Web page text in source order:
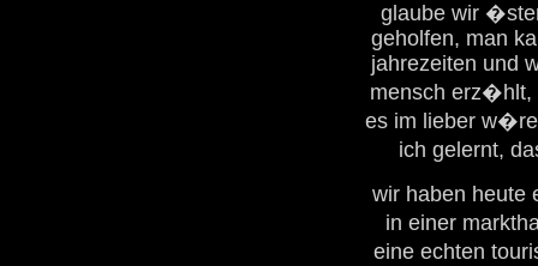
glaube wir
geholfen, man
jahrezeiten und
mensch erz�hlt,
es im lieber
ich gelernt,
wir haben heute
in einer
eine echten